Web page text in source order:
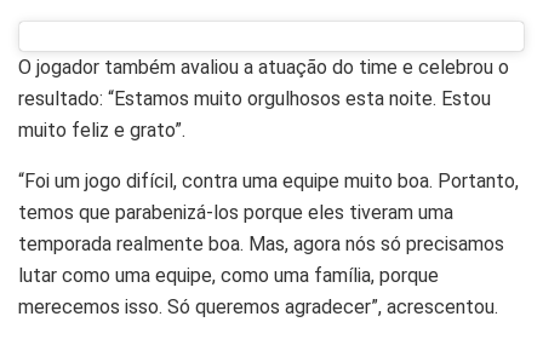
O jogador também avaliou a atuação do time e celebrou o
resultado: “Estamos muito orgulhosos esta noite. Estou
muito feliz e grato”.
“Foi um jogo difícil, contra uma equipe muito boa. Portanto,
temos que parabenizá-los porque eles tiveram uma
temporada realmente boa. Mas, agora nós só precisamos
lutar como uma equipe, como uma família, porque
merecemos isso. Só queremos agradecer”, acrescentou.